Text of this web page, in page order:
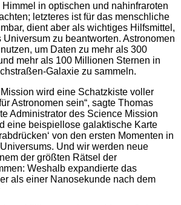
in optischen und nahinfraroten
letzteres ist für das menschliche
dient aber als wichtiges Hilfsmittel,
Universum zu beantworten. Astronomen
um Daten zu mehr als 300
mehr als 100 Millionen Sternen in
Galaxie zu sammeln.
wird eine Schatzkiste voller
Astronomen sein“, sagte Thomas
Administrator des Science Mission
eine beispiellose galaktische Karte
von den ersten Momenten in
Und wir werden neue
der größten Rätsel der
Weshalb expandierte das
als einer Nanosekunde nach dem